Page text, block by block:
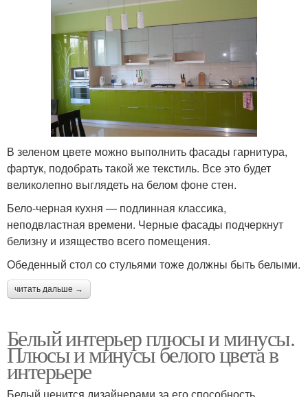
В зеленом цвете можно выполнить фасады гарнитура,
фартук, подобрать такой же текстиль. Все это будет
великолепно выглядеть на белом фоне стен.
Бело-черная кухня — подлинная классика,
неподвластная времени. Черные фасады подчеркнут
белизну и изящество всего помещения.
Обеденный стол со стульями тоже должны быть белыми.
читать дальше →
Белый интерьер плюсы и минусы.
Плюсы и минусы белого цвета в
интерьере
Белый ценится дизайнерами за его способность